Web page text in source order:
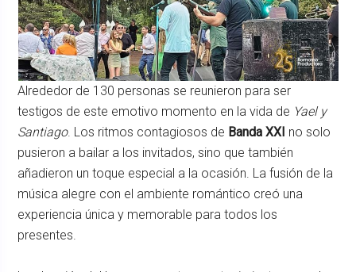
Alrededor de 130 personas se reunieron para ser
testigos de este emotivo momento en la vida de Yael y
Santiago. Los ritmos contagiosos de Banda XXI no solo
pusieron a bailar a los invitados, sino que también
añadieron un toque especial a la ocasión. La fusión de la
música alegre con el ambiente romántico creó una
experiencia única y memorable para todos los
presentes.